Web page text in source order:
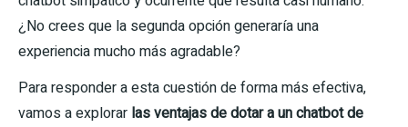
¿No crees que la segunda opción generaría una
experiencia mucho más agradable?
Para responder a esta cuestión de forma más efectiva,
vamos a explorar las ventajas de dotar a un chatbot de